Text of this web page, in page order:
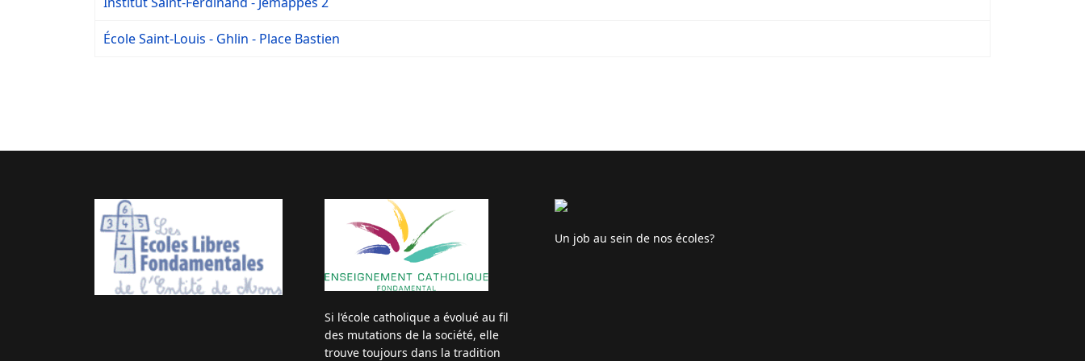
École Saint-Louis - Ghlin - Place Bastien
Si l’école catholique a évolué au fil
des mutations de la société, elle
trouve toujours dans la tradition
Un job au sein de nos écoles?